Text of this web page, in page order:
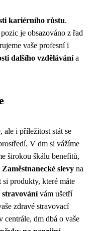
kariérního růstu.
je obsazováno z řad
vaše profesní i
dalšího vzdělávánía
ale i příležitost stát se
V dm si vážíme
širokou škálu benefitů,
Zaměstnanecké slevy na
produkty, které máte
stravovánívám ušetří
zdravé stravovací
dm dbá o vaše